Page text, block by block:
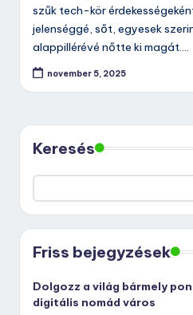
szűk tech-kör
jelenséggé, sőt, egyesek
alappillérévé nőtte ki magát.…
november 5, 2025
Keresés
Friss bejegyzések
Dolgozz a világ bármely
digitális nomád város